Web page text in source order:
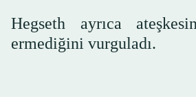
Hegseth ayrıca
ermediğini vurguladı.